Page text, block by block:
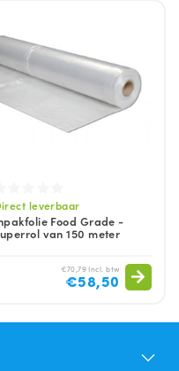
leverbaar
Food Grade -
van 150 meter
€70,79 Incl. btw
€58,50